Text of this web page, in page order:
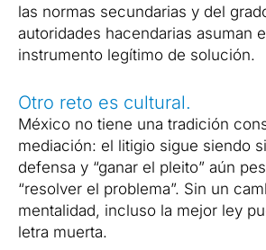
las normas secundarias y del
autoridades hacendarias asuman
instrumento legítimo de solución.
Otro reto es cultural.
México no tiene una tradición
mediación: el litigio sigue siendo
defensa y “ganar el pleito” aún
“resolver el problema”. Sin un
mentalidad, incluso la mejor ley
letra muerta.